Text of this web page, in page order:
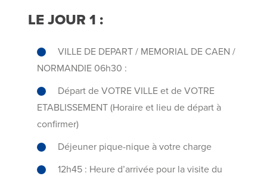
LE JOUR 1 :
VILLE DE DEPART / MEMORIAL DE CAEN /
NORMANDIE 06h30 :
Départ de VOTRE VILLE et de VOTRE
ETABLISSEMENT (Horaire et lieu de départ à
confirmer)
Déjeuner pique-nique à votre charge
12h45 : Heure d’arrivée pour la visite du